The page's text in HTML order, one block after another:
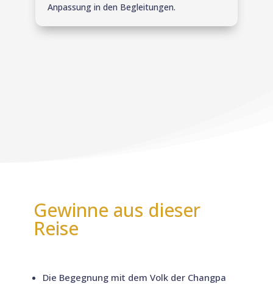
Anpassung in den Begleitungen.
Gewinne aus dieser
Reise
Die Begegnung mit dem Volk der Changpa